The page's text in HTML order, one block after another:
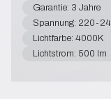
Garantie: 3 Jahre
Spannung: 220-
Lichtfarbe: 4000K
Lichtstrom: 500 lm